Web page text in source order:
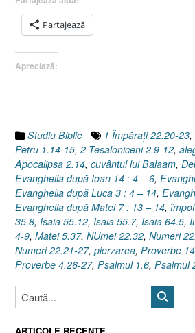
care
păcatul
!
[Balaam,
Numeri
22.32]”
Partajează
Apreciază:
Studiu Biblic 1 Împăraţi 22.20-23,
Petru 1.14-15, 2 Tesaloniceni 2.9-12,
Apocalipsa 2.14, cuvântul lui Balaam,
Evanghelia după Ioan 14 : 4 – 6,
Evanghelia după Luca 3 : 4 – 14,
Evanghelia după Matei 7 : 13 – 14,
35.8, Isaia 55.12, Isaia 55.7, Isaia 64.5,
4-9, Matei 5.37, NUmei 22.32, Numeri
Numeri 22.21-27, pierzarea, Proverbe
Proverbe 4.26-27, Psalmul 1.6, Psalmul